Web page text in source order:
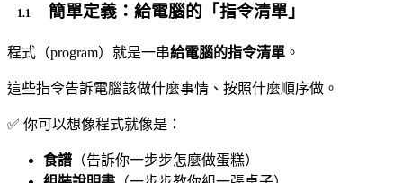
簡單定義：給電腦的「指令清單」
程式（program）就是一串給電腦的指令清單 。
這些指令告訴電腦該做什麼事情、按照什麼順序做。
✅ 你可以想像程式就像是：
食譜 （告訴你一步步怎麼做蛋糕）